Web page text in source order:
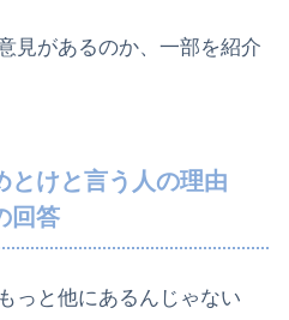
見があるのか、一部を紹介
とけと言う人の理由
回答
っと他にあるんじゃない